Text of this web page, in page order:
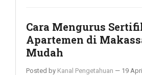
Cara Mengurus
Apartemen di
Mudah
Posted by Kanal Pengetahuan — 19